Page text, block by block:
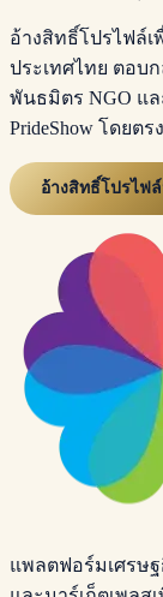
อ้างสิทธิ์โปรไฟล์
ประเทศไทย ตอบ
พันธมิตร NGO แ
PrideShow โดยตรง
อ้างสิทธิ์โปรไฟ
แพลตฟอร์มเศรษ